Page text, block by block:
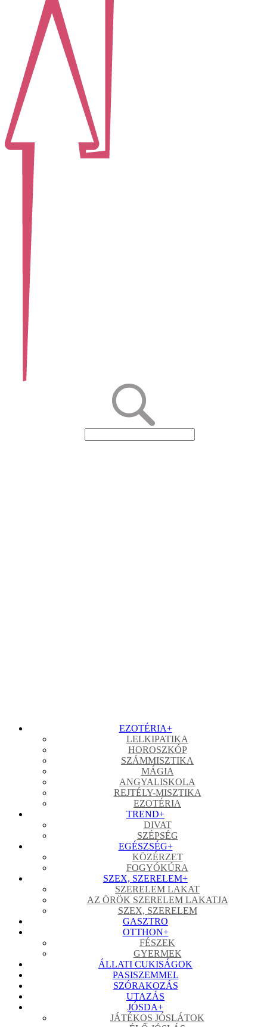
EZOTÉRIA+
LELKIPATIKA
HOROSZKÓP
SZÁMMISZTIKA
MÁGIA
ANGYALISKOLA
REJTÉLY-MISZTIKA
EZOTÉRIA
TREND+
DIVAT
SZÉPSÉG
EGÉSZSÉG+
KÖZÉRZET
FOGYÓKÚRA
SZEX, SZERELEM+
SZERELEM LAKAT
AZ ÖRÖK SZERELEM LAKATJA
SZEX, SZERELEM
GASZTRO
OTTHON+
FÉSZEK
GYERMEK
ÁLLATI CUKISÁGOK
PASISZEMMEL
SZÓRAKOZÁS
UTAZÁS
JÓSDA+
JÁTÉKOS JÓSLÁTOK